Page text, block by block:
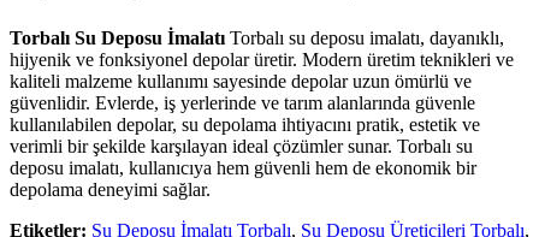
Torbalı Su Deposu İmalatı Torbalı su deposu imalatı, dayanıklı,
hijyenik ve fonksiyonel depolar üretir. Modern üretim teknikleri ve
kaliteli malzeme kullanımı sayesinde depolar uzun ömürlü ve
güvenlidir. Evlerde, iş yerlerinde ve tarım alanlarında güvenle
kullanılabilen depolar, su depolama ihtiyacını pratik, estetik ve
verimli bir şekilde karşılayan ideal çözümler sunar. Torbalı su
deposu imalatı, kullanıcıya hem güvenli hem de ekonomik bir
depolama deneyimi sağlar.
Etiketler: Su Deposu İmalatı Torbalı, Su Deposu Üreticileri Torbalı,